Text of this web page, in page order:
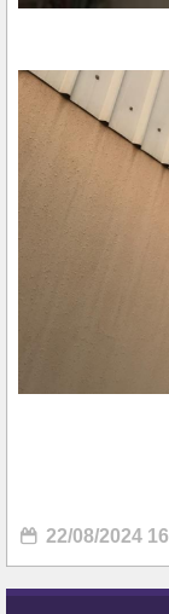
22/08/2024